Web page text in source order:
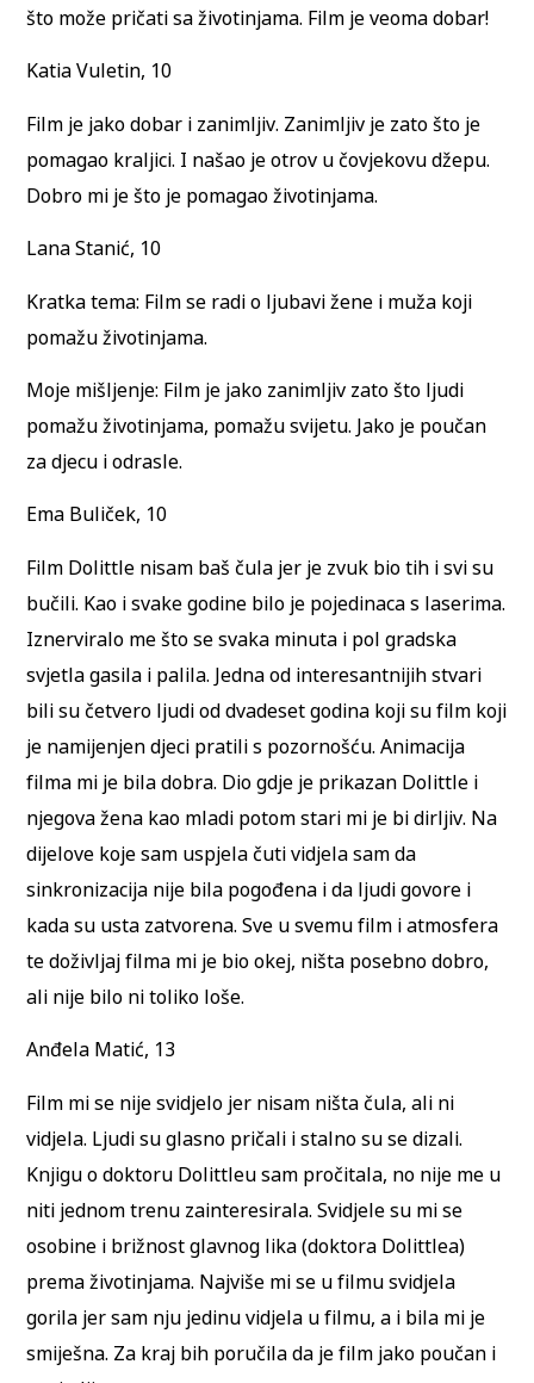
što može pričati sa životinjama. Film je veoma dobar!
Katia Vuletin, 10
Film je jako dobar i zanimljiv. Zanimljiv je zato što je
pomagao kraljici. I našao je otrov u čovjekovu džepu.
Dobro mi je što je pomagao životinjama.
Lana Stanić, 10
Kratka tema: Film se radi o ljubavi žene i muža koji
pomažu životinjama.
Moje mišljenje: Film je jako zanimljiv zato što ljudi
pomažu životinjama, pomažu svijetu. Jako je poučan
za djecu i odrasle.
Ema Buliček, 10
Film Dolittle nisam baš čula jer je zvuk bio tih i svi su
bučili. Kao i svake godine bilo je pojedinaca s laserima.
Iznerviralo me što se svaka minuta i pol gradska
svjetla gasila i palila. Jedna od interesantnijih stvari
bili su četvero ljudi od dvadeset godina koji su film koji
je namijenjen djeci pratili s pozornošću. Animacija
filma mi je bila dobra. Dio gdje je prikazan Dolittle i
njegova žena kao mladi potom stari mi je bi dirljiv. Na
dijelove koje sam uspjela čuti vidjela sam da
sinkronizacija nije bila pogođena i da ljudi govore i
kada su usta zatvorena. Sve u svemu film i atmosfera
te doživljaj filma mi je bio okej, ništa posebno dobro,
ali nije bilo ni toliko loše.
Anđela Matić, 13
Film mi se nije svidjelo jer nisam ništa čula, ali ni
vidjela. Ljudi su glasno pričali i stalno su se dizali.
Knjigu o doktoru Dolittleu sam pročitala, no nije me u
niti jednom trenu zainteresirala. Svidjele su mi se
osobine i brižnost glavnog lika (doktora Dolittlea)
prema životinjama. Najviše mi se u filmu svidjela
gorila jer sam nju jedinu vidjela u filmu, a i bila mi je
smiješna. Za kraj bih poručila da je film jako poučan i